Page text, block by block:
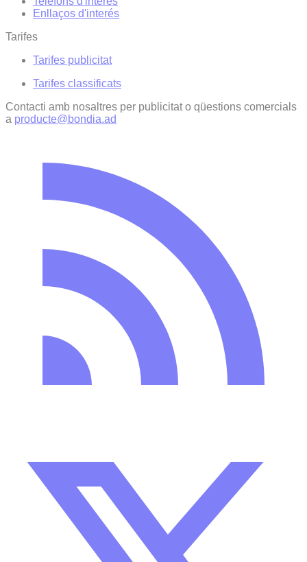
Enllaços d'interés
Tarifes
Tarifes publicitat
Tarifes classificats
Contacti amb nosaltres per publicitat o qüestions comercials
a producte@bondia.ad